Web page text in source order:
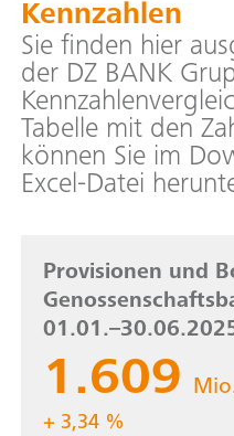
Kennzahlen
Sie finden hier
der DZ BANK
Tabelle mit den
können Sie im
Excel-Datei
Provisionen und
1.609
+ 3,34 %
Provisionen